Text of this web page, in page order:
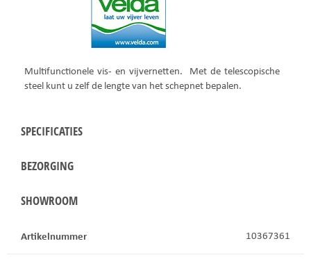
Multifunctionele vis- en vijvernetten. Met de telescopische
steel kunt u zelf de lengte van het schepnet bepalen.
SPECIFICATIES
BEZORGING
SHOWROOM
Artikelnummer 10367361